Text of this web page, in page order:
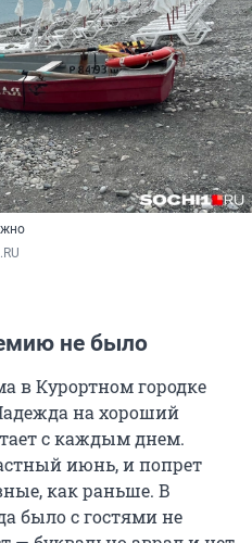
не было
в Курортном городке
на хороший
тает с каждым днем.
июнь, и попрет
как раньше. В
было с гостями не